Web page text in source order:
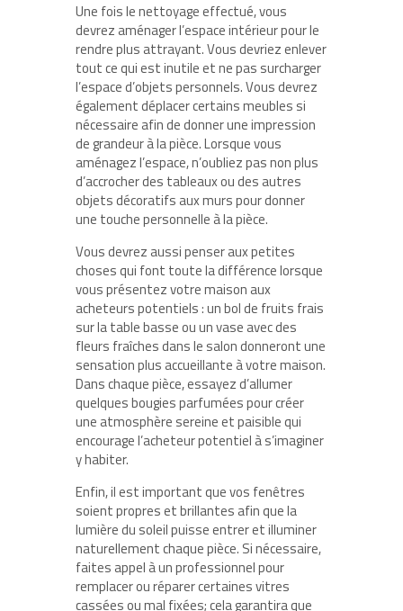
Une fois le nettoyage effectué, vous
devrez aménager l’espace intérieur pour le
rendre plus attrayant. Vous devriez enlever
tout ce qui est inutile et ne pas surcharger
l’espace d’objets personnels. Vous devrez
également déplacer certains meubles si
nécessaire afin de donner une impression
de grandeur à la pièce. Lorsque vous
aménagez l’espace, n’oubliez pas non plus
d’accrocher des tableaux ou des autres
objets décoratifs aux murs pour donner
une touche personnelle à la pièce.
Vous devrez aussi penser aux petites
choses qui font toute la différence lorsque
vous présentez votre maison aux
acheteurs potentiels : un bol de fruits frais
sur la table basse ou un vase avec des
fleurs fraîches dans le salon donneront une
sensation plus accueillante à votre maison.
Dans chaque pièce, essayez d’allumer
quelques bougies parfumées pour créer
une atmosphère sereine et paisible qui
encourage l’acheteur potentiel à s’imaginer
y habiter.
Enfin, il est important que vos fenêtres
soient propres et brillantes afin que la
lumière du soleil puisse entrer et illuminer
naturellement chaque pièce. Si nécessaire,
faites appel à un professionnel pour
remplacer ou réparer certaines vitres
cassées ou mal fixées; cela garantira que